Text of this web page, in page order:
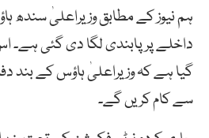
ہم نیوز کے مطابق وزیراعلیٰ سندھ
داخلے پر پابندی لگا دی گئی ہے۔
گیا ہے کہ وزیراعلیٰ ہاؤس کے بند
سے کام کریں گے۔